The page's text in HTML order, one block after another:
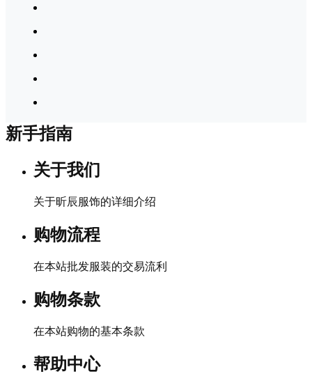
新手指南
关于我们
关于昕辰服饰的详细介绍
购物流程
在本站批发服装的交易流利
购物条款
在本站购物的基本条款
帮助中心